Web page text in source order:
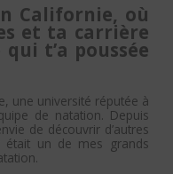
Californie, où
et ta carrière
qui t’a poussée
une université réputée à
de natation. Depuis
de découvrir d’autres
était un de mes grands